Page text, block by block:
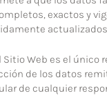
exactos y
Sitio Web es el único
de los datos
de cualquier